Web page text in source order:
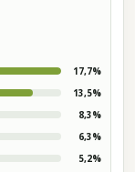
17,7%
13,5%
8,3%
6,3%
5,2%